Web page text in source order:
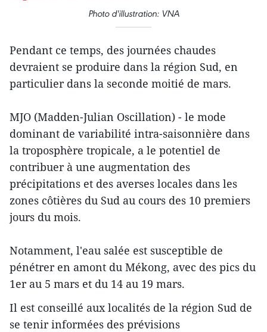
Photo d'illustration: VNA
Pendant ce temps, des journées chaudes
devraient se produire dans la région Sud, en
particulier dans la seconde moitié de mars.
MJO (Madden-Julian Oscillation) - le mode
dominant de variabilité intra-saisonnière dans
la troposphère tropicale, a le potentiel de
contribuer à une augmentation des
précipitations et des averses locales dans les
zones côtières du Sud au cours des 10 premiers
jours du mois.
Notamment, l'eau salée est susceptible de
pénétrer en amont du Mékong, avec des pics du
1er au 5 mars et du 14 au 19 mars.
Il est conseillé aux localités de la région Sud de
se tenir informées des prévisions